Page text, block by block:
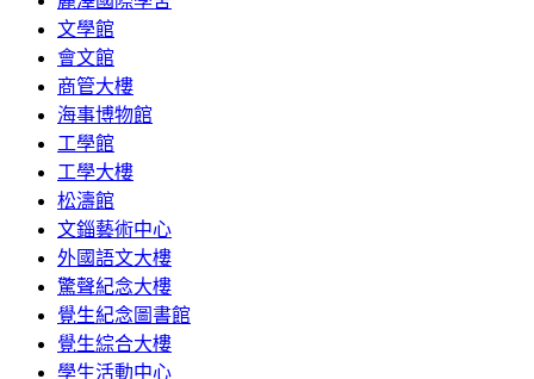
文學館
會文館
商管大樓
海事博物館
工學館
工學大樓
松濤館
文錙藝術中心
外國語文大樓
驚聲紀念大樓
覺生紀念圖書館
覺生綜合大樓
學生活動中心